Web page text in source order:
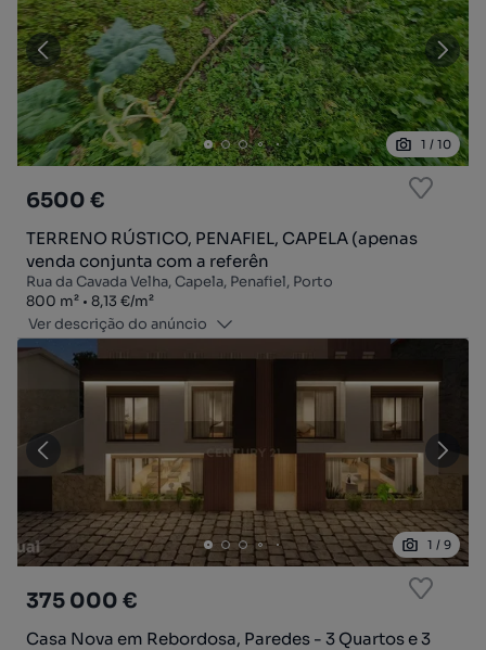
1 / 10
6500 €
TERRENO RÚSTICO, PENAFIEL, CAPELA (apenas
venda conjunta com a referên
Rua da Cavada Velha, Capela, Penafiel, Porto
Zona
800 m²
Preço por metro quadrado
8,13 €/m²
Ver descrição do anúncio
1 / 9
375 000 €
Casa Nova em Rebordosa, Paredes - 3 Quartos e 3